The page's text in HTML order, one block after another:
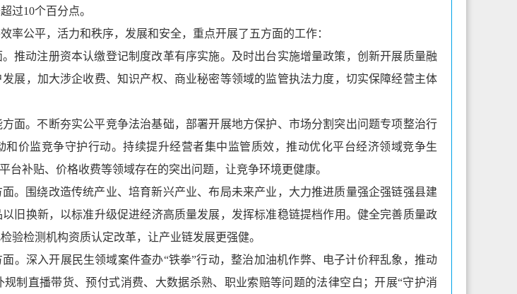
过10个百分点。
率公平，活力和秩序，发展和安全，重点开展了五方面的工作：
推动注册资本认缴登记制度改革有序实施。及时出台实施增量政策，创新开展质量融
展，加大涉企收费、知识产权、商业秘密等领域的监管执法力度，切实保障经营主体
面。不断夯实公平竞争法治基础，部署开展地方保护、市场分割突出问题专项整治行
价监竞争守护行动。持续提升经营者集中监管质效，推动优化平台经济领域竞争生
台补贴、价格收费等领域存在的突出问题，让竞争环境更健康。
。围绕改造传统产业、培育新兴产业、布局未来产业，大力推进质量强企强链强县建
旧换新，以标准升级促进经济高质量发展，发挥标准稳链提档作用。健全完善质量政
验检测机构资质认定改革，让产业链发展更强健。
。深入开展民生领域案件查办“铁拳”行动，整治加油机作弊、电子计价秤乱象，推动
制直播带货、预付式消费、大数据杀熟、职业索赔等问题的法律空白；开展“守护消